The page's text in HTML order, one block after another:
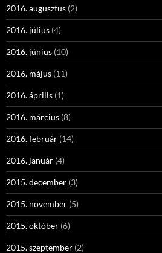
2016. augusztus (2)
2016. július (4)
2016. június (10)
2016. május (11)
2016. április (1)
2016. március (8)
2016. február (14)
2016. január (4)
2015. december (3)
2015. november (5)
2015. október (6)
2015. szeptember (2)